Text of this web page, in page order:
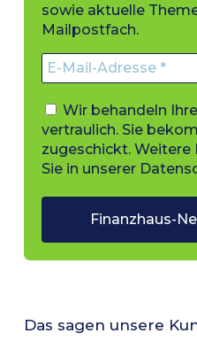
sowie aktuelle
Mailpostfach.
Wir behandeln
vertraulich. Sie
zugeschickt.
Sie in unserer
Das sagen unsere